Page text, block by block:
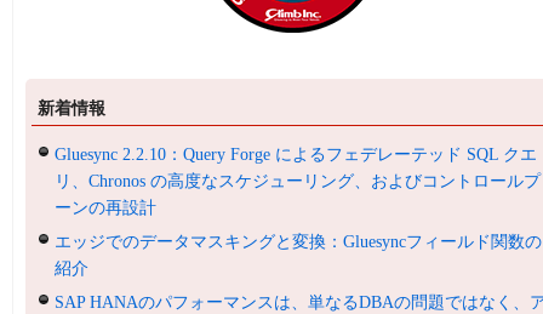
新着情報
Gluesync 2.2.10：Query Forge によるフェデレーテッド SQL クエ
リ、Chronos の高度なスケジューリング、およびコントロール
ーンの再設計
エッジでのデータマスキングと変換：Gluesyncフィールド関数の
紹介
SAP HANAのパフォーマンスは、単なるDBAの問題ではなく、